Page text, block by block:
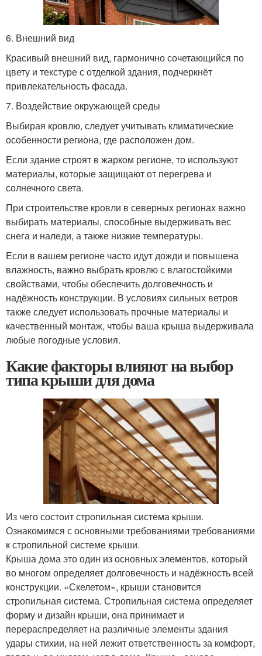
6. Внешний вид
Красивый внешний вид, гармонично сочетающийся по
цвету и текстуре с отделкой здания, подчеркнёт
привлекательность фасада.
7. Воздействие окружающей среды
Выбирая кровлю, следует учитывать климатические
особенности региона, где расположен дом.
Если здание строят в жарком регионе, то используют
материалы, которые защищают от перегрева и
солнечного света.
При строительстве кровли в северных регионах важно
выбирать материалы, способные выдерживать вес
снега и наледи, а также низкие температуры.
Если в вашем регионе часто идут дожди и повышена
влажность, важно выбрать кровлю с влагостойкими
свойствами, чтобы обеспечить долговечность и
надёжность конструкции. В условиях сильных ветров
также следует использовать прочные материалы и
качественный монтаж, чтобы ваша крыша выдерживала
любые погодные условия.
Какие факторы влияют на выбор
типа крыши для дома
Из чего состоит стропильная система крыши.
Ознакомимся с основными требованиями требованиями
к стропильной системе крыши.
Крыша дома это один из основных элементов, который
во многом определяет долговечность и надёжность всей
конструкции. «Скелетом», крыши становится
стропильная система. Стропильная система определяет
форму и дизайн крыши, она принимает и
перераспределяет на различные элементы здания
удары стихии, на ней лежит ответственность за комфорт,